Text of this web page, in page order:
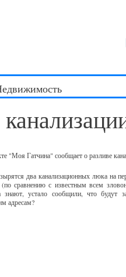
"Моя Гатчина" сообщает о разливе
два канализационных люка на
сравнению с известным всем
знают, устало сообщили, что будут
адресам?